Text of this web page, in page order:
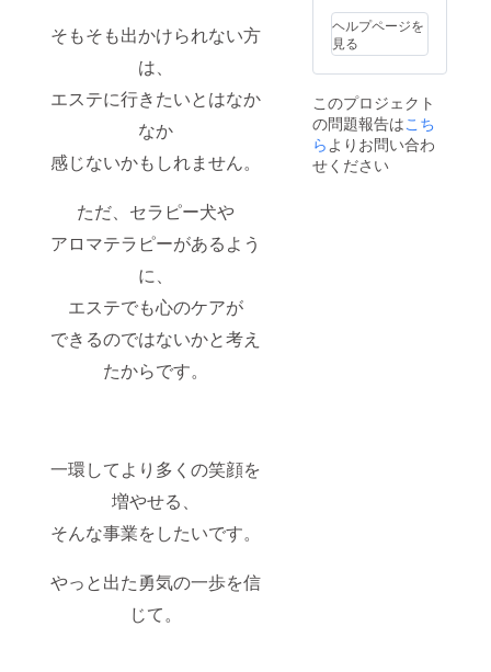
そもそも出かけられない方
は、
エステに行きたいとはなか
なか
感じないかもしれません。
ただ、セラピー犬や
アロマテラピーがあるよう
に、
エステでも心のケアが
できるのではないかと考え
たからです。
一環してより多くの笑顔を
増やせる、
そんな事業をしたいです。
やっと出た勇気の一歩を信
じて。
ら」か
らお進
みくだ
さい
※念のた
めお届
け先必
須 ※20
の方の
飲酒は
禁止で
す。20
歳未満
ヘルプページを
見る
このプロジェクト
の問題報告はこち
らよりお問い合わ
せください